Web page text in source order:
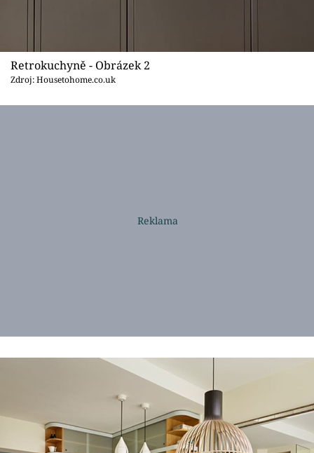
Retrokuchyně - Obrázek 2
Zdroj: Housetohome.co.uk